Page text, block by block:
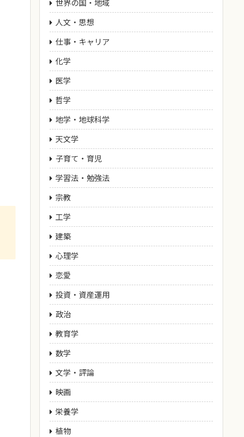
人文・思想
仕事・キャリア
化学
医学
哲学
地学・地球科学
天文学
子育て・育児
学習法・勉強法
宗教
工学
建築
心理学
恋愛
投資・資産運用
政治
教育学
数学
文学・評論
映画
栄養学
植物